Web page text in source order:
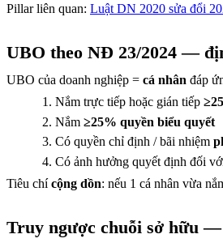
Pillar liên quan: Luật DN 2020 sửa đổi
UBO theo NĐ 23/2024 —
UBO của doanh nghiệp = cá nhân đáp
Nắm trực tiếp hoặc gián tiếp
Nắm ≥25% quyền biểu quyết
Có quyền chỉ định / bãi nhiệm
Có ảnh hưởng quyết định đối
Tiêu chícộng dồn: nếu 1 cá nhân vừa
Truy ngược chuỗi sở hữu